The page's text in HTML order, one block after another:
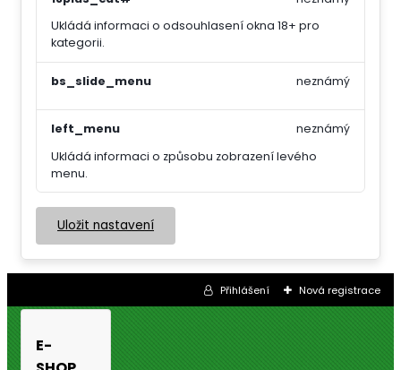
Ukládá informaci o odsouhlasení okna 18+ pro
kategorii.
bs_slide_menu neznámý
left_menu
Ukládá informaci o způsobu zobrazení levého
menu.
neznámý
Uložit nastavení
Přihlášení Nová registrace
E-